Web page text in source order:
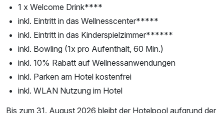
1 x Welcome Drink****
inkl. Eintritt in das Wellnesscenter*****
inkl. Eintritt in das Kinderspielzimmer******
inkl. Bowling (1x pro Aufenthalt, 60 Min.)
inkl. 10% Rabatt auf Wellnessanwendungen
inkl. Parken am Hotel kostenfrei
inkl. WLAN Nutzung im Hotel
Bis zum 31. August 2026 bleibt der Hotelpool aufgrund der